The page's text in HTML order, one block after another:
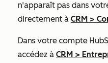
n'apparaît pas dans
directement à CRM >
Dans votre compte
accédez à CRM >